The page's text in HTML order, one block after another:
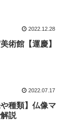
2022.12.28
術館【運慶】
2022.07.17
種類】仏像マ
説